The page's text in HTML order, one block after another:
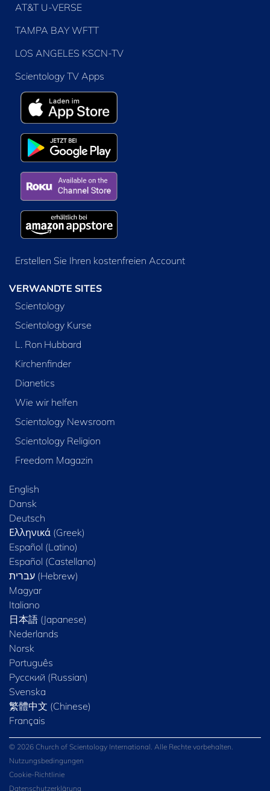
AT&T U-VERSE
TAMPA BAY WFTT
LOS ANGELES KSCN-TV
Scientology TV Apps
Erstellen Sie Ihren kostenfreien Account
VERWANDTE SITES
Scientology
Scientology Kurse
L. Ron Hubbard
Kirchenfinder
Dianetics
Wie wir helfen
Scientology Newsroom
Scientology Religion
Freedom Magazin
English
Dansk
Deutsch
Ελληνικά (Greek)
Español (Latino)
Español (Castellano)
Magyar
Italiano
日本語 (Japanese)
Nederlands
Norsk
Português
Русский (Russian)
Svenska
繁體中文 (Chinese)
Français
© 2026 Church of Scientology International. Alle Rechte vorbehalten.
Nutzungsbedingungen
Cookie-Richtlinie
Datenschutzerklärung